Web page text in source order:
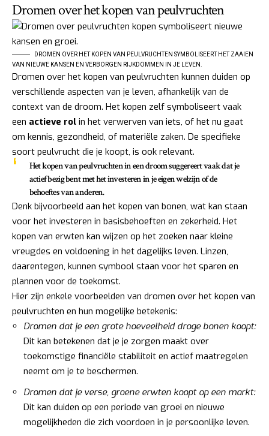
Dromen over het kopen van peulvruchten
DROMEN OVER HET KOPEN VAN PEULVRUCHTEN SYMBOLISEERT HET ZAAIEN
VAN NIEUWE KANSEN EN VERBORGEN RIJKDOMMEN IN JE LEVEN.
Dromen over het kopen van peulvruchten kunnen duiden op
verschillende aspecten van je leven, afhankelijk van de
context van de droom. Het kopen zelf symboliseert vaak
een actieve rol in het verwerven van iets, of het nu gaat
om kennis, gezondheid, of materiële zaken. De specifieke
soort peulvrucht die je koopt, is ook relevant.
Het kopen van peulvruchten in een droom suggereert vaak dat je
actief bezig bent met het investeren in je eigen welzijn of de
behoeftes van anderen.
Denk bijvoorbeeld aan het kopen van bonen, wat kan staan
voor het investeren in basisbehoeften en zekerheid. Het
kopen van erwten kan wijzen op het zoeken naar kleine
vreugdes en voldoening in het dagelijks leven. Linzen,
daarentegen, kunnen symbool staan voor het sparen en
plannen voor de toekomst.
Hier zijn enkele voorbeelden van dromen over het kopen van
peulvruchten en hun mogelijke betekenis:
Dromen dat je een grote hoeveelheid droge bonen koopt:
Dit kan betekenen dat je je zorgen maakt over
toekomstige financiële stabiliteit en actief maatregelen
neemt om je te beschermen.
Dromen dat je verse, groene erwten koopt op een markt:
Dit kan duiden op een periode van groei en nieuwe
mogelijkheden die zich voordoen in je persoonlijke leven.